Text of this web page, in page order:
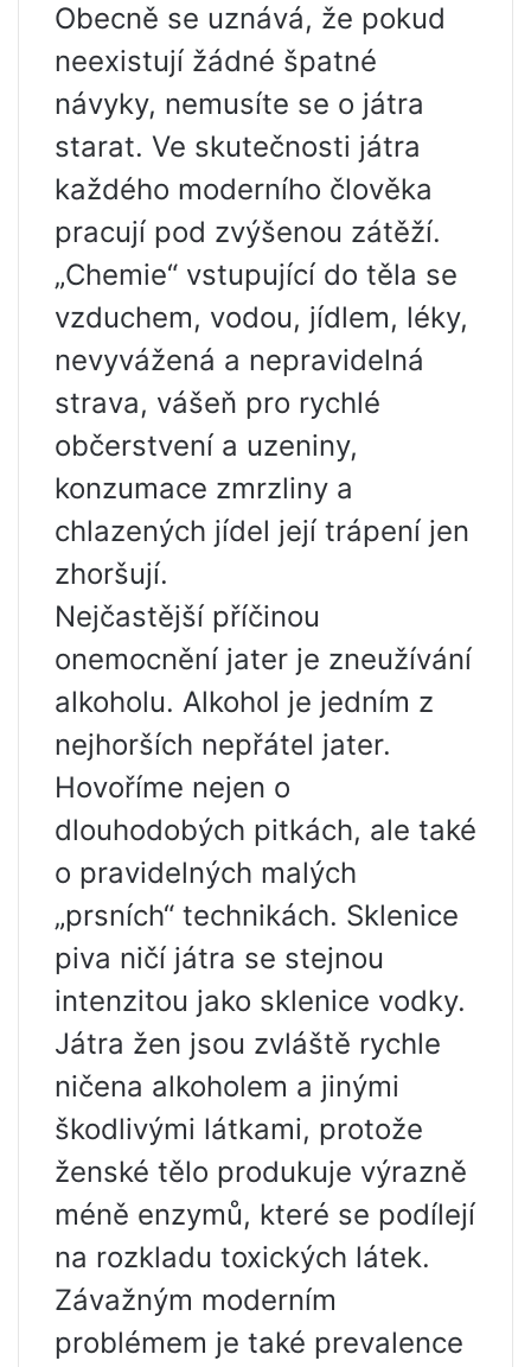
Obecně se uznává, že pokud
neexistují žádné špatné
návyky, nemusíte se o játra
starat. Ve skutečnosti játra
každého moderního člověka
pracují pod zvýšenou zátěží.
„Chemie“ vstupující do těla se
vzduchem, vodou, jídlem, léky,
nevyvážená a nepravidelná
strava, vášeň pro rychlé
občerstvení a uzeniny,
konzumace zmrzliny a
chlazených jídel její trápení jen
zhoršují.
Nejčastější příčinou
onemocnění jater je zneužívání
alkoholu. Alkohol je jedním z
nejhorších nepřátel jater.
Hovoříme nejen o
dlouhodobých pitkách, ale také
o pravidelných malých
„prsních“ technikách. Sklenice
piva ničí játra se stejnou
intenzitou jako sklenice vodky.
Játra žen jsou zvláště rychle
ničena alkoholem a jinými
škodlivými látkami, protože
ženské tělo produkuje výrazně
méně enzymů, které se podílejí
na rozkladu toxických látek.
Závažným moderním
problémem je také prevalence